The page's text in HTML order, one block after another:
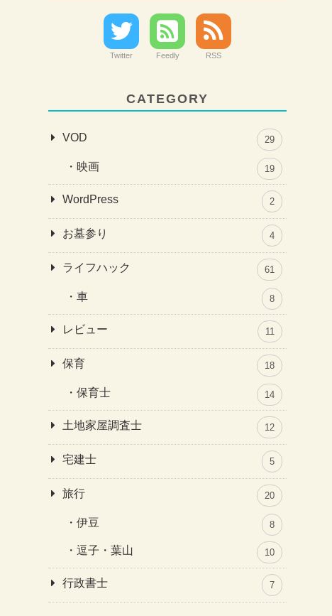
Twitter Feedly RSS
CATEGORY
VOD 29
映画 19
WordPress 2
お墓参り 4
ライフハック 61
車 8
レビュー 11
保育 18
保育士 14
土地家屋調査士 12
宅建士 5
旅行 20
伊豆 8
逗子・葉山 10
行政書士 7